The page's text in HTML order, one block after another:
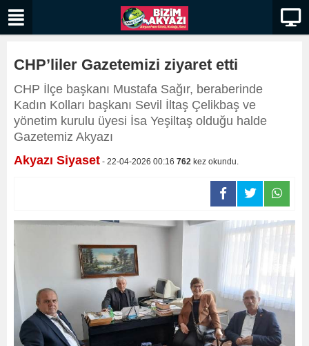
CHP’liler Gazetemizi ziyaret etti
​​​​​​​CHP İlçe başkanı Mustafa Sağır, beraberinde
Kadın Kolları başkanı Sevil İltaş Çelikbaş ve
yönetim kurulu üyesi İsa Yeşiltaş olduğu halde
Gazetemiz Akyazı
Akyazı Siyaset - 22-04-2026 00:16 762 kez okundu.